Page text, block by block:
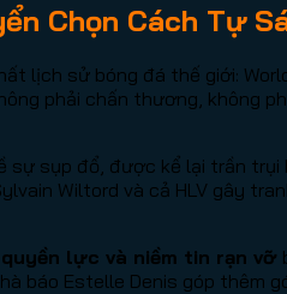
Chọn Cách Tự
lịch sử bóng đá thế giới:
phải chấn thương, không
sụp đổ, được kể lại trần
Wiltord và cả HLV gây
lực và niềm tin rạn vỡ
báo Estelle Denis góp thêm